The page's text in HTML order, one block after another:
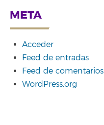
META
Acceder
Feed de entradas
Feed de comentarios
WordPress.org